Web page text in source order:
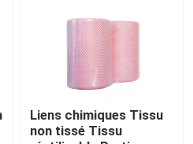
Liens chimiques Tissu
non tissé Tissu